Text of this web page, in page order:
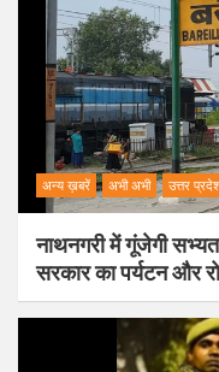
अन्य ख़बरें अभी अभी उत्तर
नाथनगरी में गूंजेगी
सरकार का पर्यटन और